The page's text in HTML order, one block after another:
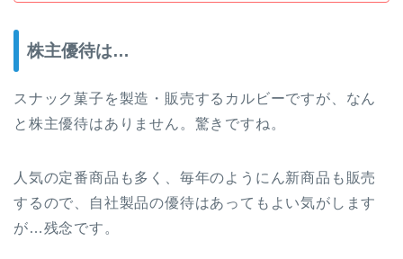
株主優待は…
スナック菓子を製造・販売するカルビーですが、なん
と株主優待はありません。驚きですね。
人気の定番商品も多く、毎年のようにん新商品も販売
するので、自社製品の優待はあってもよい気がします
が…残念です。